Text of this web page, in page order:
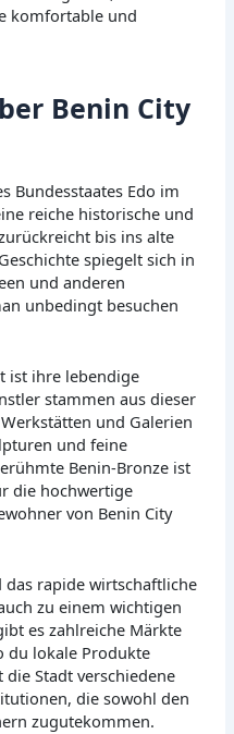
komfortable und
Benin City
Bundesstaates Edo im
reiche historische und
bis ins alte
spiegelt sich in
und anderen
unbedingt besuchen
ist ihre lebendige
stammen aus dieser
und Galerien
und feine
Benin-Bronze ist
die hochwertige
von Benin City
rapide wirtschaftliche
zu einem wichtigen
es zahlreiche Märkte
du lokale Produkte
Stadt verschiedene
die sowohl den
zugutekommen.